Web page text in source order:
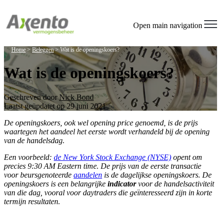
Open main navigation
Home > Beleggen> Wat is de openingskoers?
Wat is de openingskoers?
Geschreven doorNick Bond
Laatst geüpdatet op 29 juni 2021
De openingskoers, ook wel opening price genoemd, is de prijs
waartegen het aandeel het eerste wordt verhandeld bij de opening
van de handelsdag.
Een voorbeeld: de New York Stock Exchange (NYSE) opent om
precies 9:30 AM Eastern time. De prijs van de eerste transactie
voor beursgenoteerde aandelen is de dagelijkse openingskoers. De
openingskoers is een belangrijke indicatorvoor de handelsactiviteit
van die dag, vooral voor daytraders die geïnteresseerd zijn in korte
termijn resultaten.